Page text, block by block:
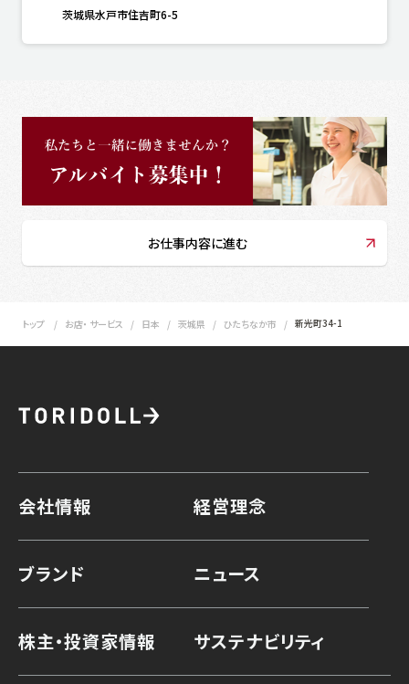
茨城県水戸市住吉町6-5
お仕事内容に進む
トップ お店・ サービス 日本 茨城県 ひたちなか市 新光町34-1
会社情報 経営理念
ブランド ニュース
株主・投資家情報 サステナビリティ